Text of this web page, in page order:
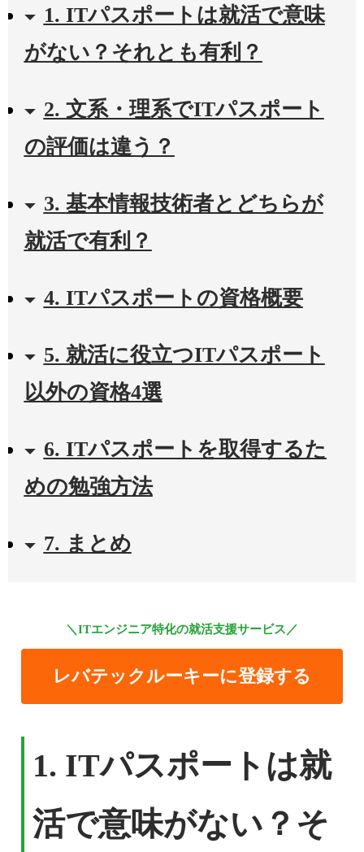
1. ITパスポートは就活で意味
がない？それとも有利？
2. 文系・理系でITパスポート
の評価は違う？
3. 基本情報技術者とどちらが
就活で有利？
4. ITパスポートの資格概要
5. 就活に役立つITパスポート
以外の資格4選
6. ITパスポートを取得するた
めの勉強方法
7. まとめ
＼ITエンジニア特化の就活支援サービス／
レバテックルーキーに登録する
1. ITパスポートは就
活で意味がない？そ